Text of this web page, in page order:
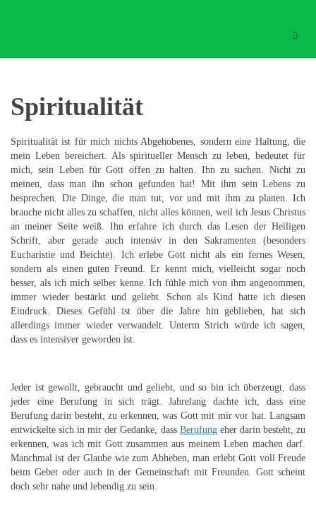
Spiritualität
Spiritualität ist für mich nichts Abgehobenes, sondern eine Haltung, die
mein Leben bereichert. Als spiritueller Mensch zu leben, bedeutet für
mich, sein Leben für Gott offen zu halten. Ihn zu suchen. Nicht zu
meinen, dass man ihn schon gefunden hat! Mit ihm sein Lebens zu
besprechen. Die Dinge, die man tut, vor und mit ihm zu planen. Ich
brauche nicht alles zu schaffen, nicht alles können, weil ich Jesus Christus
an meiner Seite weiß. Ihn erfahre ich durch das Lesen der Heiligen
Schrift, aber gerade auch intensiv in den Sakramenten (besonders
Eucharistie und Beichte). Ich erlebe Gott nicht als ein fernes Wesen,
sondern als einen guten Freund. Er kennt mich, vielleicht sogar noch
besser, als ich mich selber kenne. Ich fühle mich von ihm angenommen,
immer wieder bestärkt und geliebt. Schon als Kind hatte ich diesen
Eindruck. Dieses Gefühl ist über die Jahre hin geblieben, hat sich
allerdings immer wieder verwandelt. Unterm Strich würde ich sagen,
dass es intensiver geworden ist.
Jeder ist gewollt, gebraucht und geliebt, und so bin ich überzeugt, dass
jeder eine Berufung in sich trägt. Jahrelang dachte ich, dass eine
Berufung darin besteht, zu erkennen, was Gott mit mir vor hat. Langsam
entwickelte sich in mir der Gedanke, dass Berufungeher darin besteht, zu
erkennen, was ich mit Gott zusammen aus meinem Leben machen darf.
Manchmal ist der Glaube wie zum Abheben, man erlebt Gott voll Freude
beim Gebet oder auch in der Gemeinschaft mit Freunden. Gott scheint
doch sehr nahe und lebendig zu sein.